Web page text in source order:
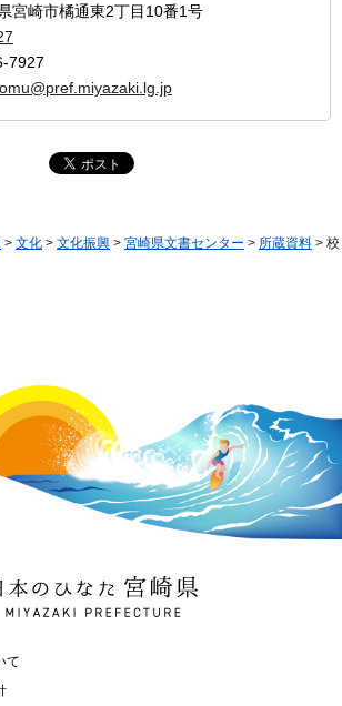
崎市橘通東2丁目10番1号
7927
> 文化 > 文化振興 > 宮崎県文書センター > 所蔵資料 > 校
本のひなた 宮崎県
PREFECTURE
て